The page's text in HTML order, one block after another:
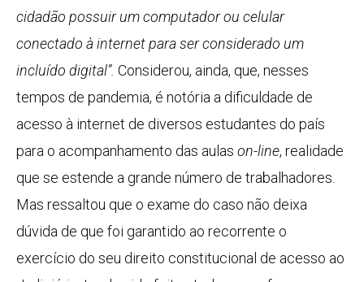
cidadão possuir um computador ou celular
conectado à internet para ser considerado um
incluído digital”. Considerou, ainda, que, nesses
tempos de pandemia, é notória a dificuldade de
acesso à internet de diversos estudantes do país
para o acompanhamento das aulas on-line, realidade
que se estende a grande número de trabalhadores.
Mas ressaltou que o exame do caso não deixa
dúvida de que foi garantido ao recorrente o
exercício do seu direito constitucional de acesso ao